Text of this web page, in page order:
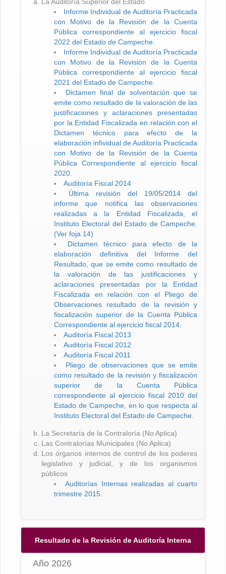
Informe Individual de Auditoría Practicada
con Motivo de la Revisión de la Cuenta
Pública correspondiente al ejercicio fiscal
2022 del Estado de Campeche.
Informe Individual de Auditoría Practicada
con Motivo de la Revisión de la Cuenta
Pública correspondiente al ejercicio fiscal
2021 del Estado de Campeche.
Dictamen final de solventación que se
emite como resultado de la valoración de las
justificaciones y aclaraciones presentadas
por la Entidad Fiscalizada en relación con el
Dictamen técnico para efecto de la
elaboración infividual de Auditoría Practicada
con Motivo de la Revisión de la Cuenta
Pública Correspondiente al ejercicio fiscal
2020.
Auditoría Fiscal 2014
Última revisión del 19/05/2014 del
informe que notifica las observaciones
realizadas a la Entidad Fiscalizada, el
Instituto Electoral del Estado de Campeche.
(Ver foja 14)
Dictamen técnico para efecto de la
elaboración definitiva del Informe del
Resultado, que se emite como resultado de
la valoración de las justificaciones y
aclaraciones presentadas por la Entidad
Fiscalizada en relación con el Pliego de
Observaciones resultado de la revisión y
fiscalización superior de la Cuenta Pública
Correspondiente al ejercicio fiscal 2014.
Auditoría Fiscal 2013
Auditoría Fiscal 2012
Auditoría Fiscal 2011
Pliego de observaciones que se emite
como resultado de la revisión y fiscalización
superior de la Cuenta Pública
correspondiente al ejercicio fiscal 2010 del
Estado de Campeche, en lo que respecta al
Instituto Electoral del Estado de Campeche.
La Secretaría de la Contraloría (No Aplica)
Las Contralorías Municipales (No Aplica)
Los órganos internos de control de los poderes
legislativo y judicial, y de los organismos
públicos
Auditorías Internas realizadas al cuarto
trimestre 2015.
Resultado de la Revisión de Auditoría Interna
Año 2026